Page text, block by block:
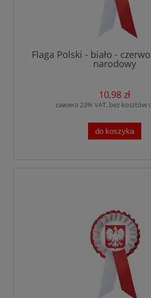
Flaga Polski - biało -
narodowy
10,98 zł
zawiera 23% VAT, bez kosztów
do koszyka